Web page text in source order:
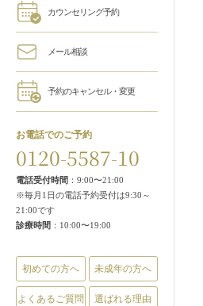
カウンセリング予約
メール相談
予約のキャンセル・変更
お電話でのご予約
0120-5587-10
電話受付時間 ：9:00〜21:00
※毎月1日の電話予約受付は9:30～
21:00です
診療時間 ：10:00〜19:00
初めての方へ 未成年の方へ
よくあるご質問 選ばれる理由